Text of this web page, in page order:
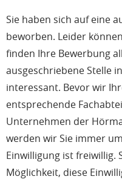
Sie haben sich auf eine
beworben. Leider
finden Ihre Bewerbung
ausgeschriebene Stelle
interessant. Bevor wir
entsprechende
Unternehmen der
werden wir Sie immer
Einwilligung ist freiwillig.
Möglichkeit, diese